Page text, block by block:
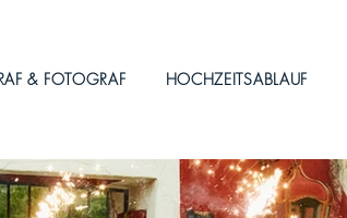
& FOTOGRAF HOCHZEITSABLAUF